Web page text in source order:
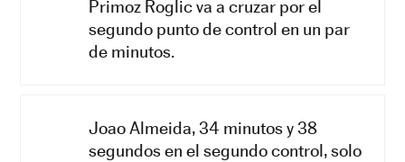
Primoz Roglic va a cruzar por el
segundo punto de control en un par
de minutos.
Joao Almeida, 34 minutos y 38
segundos en el segundo control, solo